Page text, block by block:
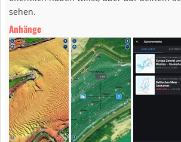
sehen.
Anhänge